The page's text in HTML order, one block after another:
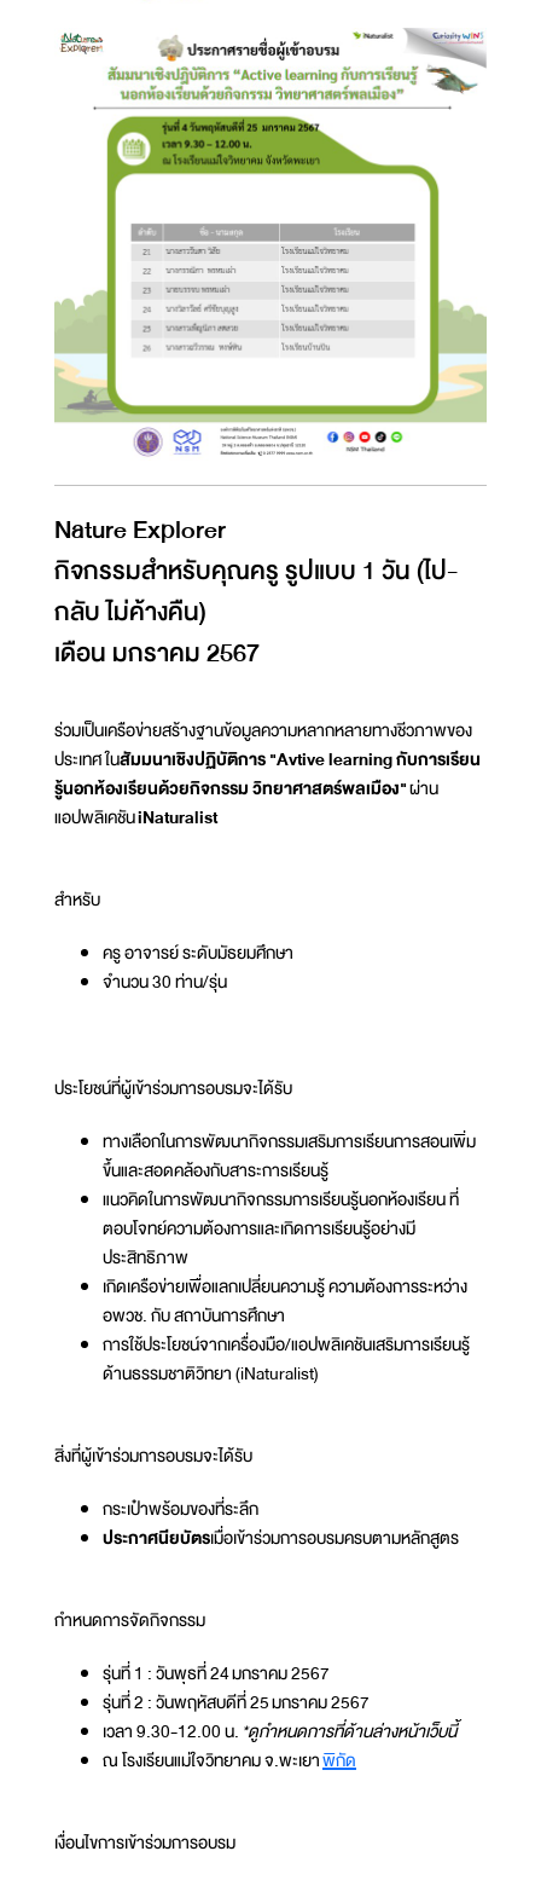
Nature Explorer
กิจกรรมสำหรับคุณครู รูปแบบ 1 วัน (ไป-
กลับ ไม่ค้างคืน)
เดือน มกราคม 2567
ร่วมเป็นเครือข่ายสร้างฐานข้อมูลความหลากหลายทางชีวภาพของ
ประเทศ ในสัมมนาเชิงปฏิบัติการ "Avtive learning กับการเรียน
รู้นอกห้องเรียนด้วยกิจกรรม วิทยาศาสตร์พลเมือง"ผ่าน
แอปพลิเคชันiNaturalist
สำหรับ
ครู อาจารย์ ระดับมัธยมศึกษา
จำนวน 30 ท่าน/รุ่น
ประโยชน์ที่ผู้เข้าร่วมการอบรมจะได้รับ
ทางเลือกในการพัฒนากิจกรรมเสริมการเรียนการสอนเพิ่ม
ขึ้นและสอดคล้องกับสาระการเรียนรู้
แนวคิดในการพัฒนากิจกรรมการเรียนรู้นอกห้องเรียน ที่
ตอบโจทย์ความต้องการและเกิดการเรียนรู้อย่างมี
ประสิทธิภาพ
เกิดเครือข่ายเพื่อแลกเปลี่ยนความรู้ ความต้องการระหว่าง
อพวช. กับ สถาบันการศึกษา
การใช้ประโยชน์จากเครื่องมือ/แอปพลิเคชันเสริมการเรียนรู้
ด้านธรรมชาติวิทยา (iNaturalist)
สิ่งที่ผู้เข้าร่วมการอบรมจะได้รับ
กระเป๋าพร้อมของที่ระลึก
ประกาศนียบัตรเมื่อเข้าร่วมการอบรมครบตามหลักสูตร
กำหนดการจัดกิจกรรม
รุ่นที่ 1 : วันพุธที่ 24 มกราคม 2567
รุ่นที่ 2 : วันพฤหัสบดีที่ 25 มกราคม 2567
เวลา 9.30-12.00 น. *ดูกำหนดการที่ด้านล่างหน้าเว็บนี้
ณ โรงเรียนแม่ใจวิทยาคม จ.พะเยาพิกัด
เงื่อนไขการเข้าร่วมการอบรม